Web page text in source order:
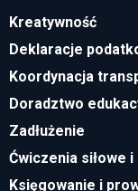
Kreatywność
Deklaracje
Koordynacja
Doradztwo
Zadłużenie
Ćwiczenia siłowe
Księgowanie i